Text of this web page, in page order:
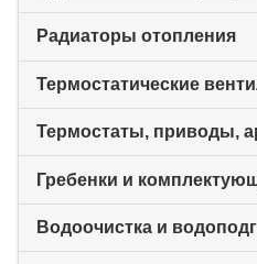
Радиаторы отопления
Термостатические
Термостаты, приводы,
Гребенки и
Водоочистка и